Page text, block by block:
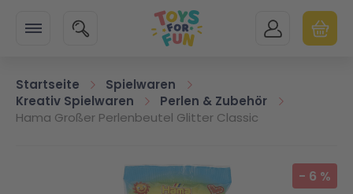
SUCHE MEIN KONTO
Startseite
Spielwaren
Kreativ Spielwaren
Perlen & Zubehör
Hama Großer Perlenbeutel Glitter Classic
Zum Ende der Bildgalerie springen - 6 %